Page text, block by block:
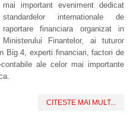
mai important eveniment dedicat
standardelor internationale de
raportare financiara organizat in
Finantelor, ai tuturor
Big 4, experti financiari, factori de
ale celor mai importante
CITESTE MAI MULT...